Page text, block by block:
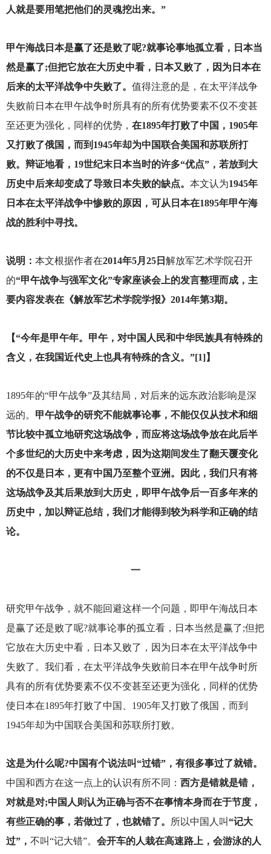
人就是要用笔把他们的灵魂挖出来。”
甲午海战日本是赢了还是败了呢?就事论事地孤立看，日本当
然是赢了;但把它放在大历史中看，日本又败了，因为日本在
后来的太平洋战争中失败了。 值得注意的是，在太平洋战争
失败前日本在甲午战争时所具有的所有优势要素不仅不变甚
至还更为强化，同样的优势， 在1895年打败了中国，1905年
又打败了俄国，而到1945年却为中国联合美国和苏联所打
败。辩证地看，19世纪末日本当时的许多“优点”，若放到大
历史中后来却变成了导致日本失败的缺点。 本文认为1945年
日本在太平洋战争中惨败的原因，可从日本在1895年甲午海
战的胜利中寻找。
说明： 本文根据作者在2014年5月25日 解放军艺术学院召开
的“甲午战争与强军文化”专家座谈会上的发言整理而成，主
要内容发表在《解放军艺术学院学报》2014年第3期。
【“今年是甲午年。甲午，对中国人民和中华民族具有特殊的
含义，在我国近代史上也具有特殊的含义。”[1]】
1895年的“甲午战争”及其结局，对后来的远东政治影响是深
远的。 甲午战争的研究不能就事论事，不能仅仅从技术和细
节比较中孤立地研究这场战争，而应将这场战争放在此后半
个多世纪的大历史中来考虑，因为这期间发生了翻天覆变化
的不仅是日本，更有中国乃至整个亚洲。因此，我们只有将
这场战争及其后果放到大历史，即甲午战争后一百多年来的
历史中，加以辩证总结，我们才能得到较为科学和正确的结
论。
一
研究甲午战争，就不能回避这样一个问题，即甲午海战日本
是赢了还是败了呢?就事论事的孤立看，日本当然是赢了;但把
它放在大历史中看，日本又败了，因为日本在太平洋战争中
失败了。我们看，在太平洋战争失败前日本在甲午战争时所
具有的所有优势要素不仅不变甚至还更为强化，同样的优势
使日本在1895年打败了中国、1905年又打败了俄国，而到
1945年却为中国联合美国和苏联所打败。
这是为什么呢?中国有个说法叫“过错”，有很多事过了就错。
中国和西方在这一点上的认识有所不同： 西方是错就是错，
对就是对;中国人则认为正确与否不在事情本身而在于节度，
有些正确的事，若做过了，也就错了。
所以中国人叫“记大
过”， 不叫“记大错”。 会开车的人栽在高速路上，会游泳的人